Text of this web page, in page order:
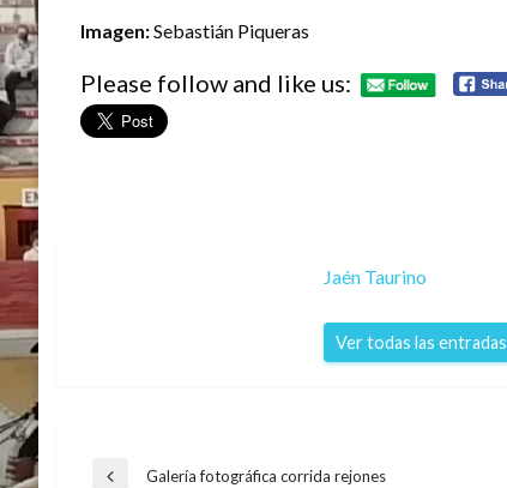
Imagen:Sebastián Piqueras
Please follow and like us:
Jaén Taurino
Ver todas las entradas
Galería fotográfica corrida rejones